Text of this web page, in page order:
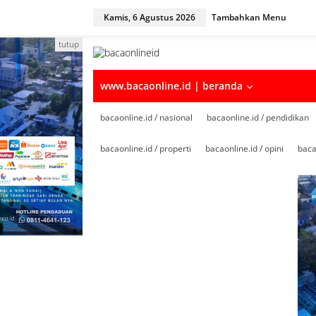
Kamis, 6 Agustus 2026 Tambahkan Menu
www.bacaonline.id | beranda
bacaonline.id / nasional bacaonline.id / pendidikan
bacaonline.id / properti bacaonline.id / opini
tutup